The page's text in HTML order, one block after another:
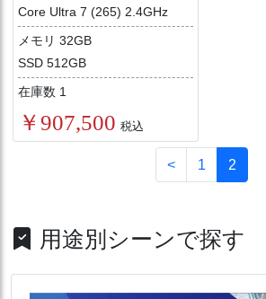
Core Ultra 7 (265) 2.4GHz
メモリ 32GB
SSD 512GB
在庫数 1
￥907,500 税込
< 1 2
用途別シーンで探す